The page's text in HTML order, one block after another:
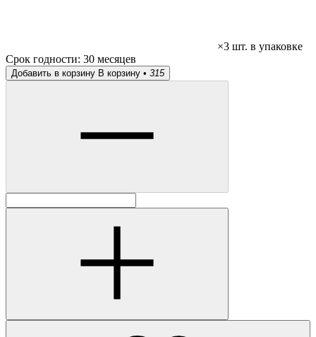
×3 шт. в упаковке
Срок годности: 30 месяцев
Добавить в корзину В корзину • 315